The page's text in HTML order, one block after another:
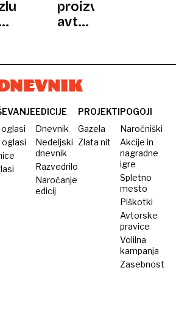
proizvajalec
avtov
imenom
patentiral
v
vozilu
oglasi
EDICIJE
Dnevnik
Nedeljski
dnevnik
Razvedrilo
Naročanje
edicij
PROJEKTI
Gazela
Zlata nit
POGOJI
Naročniški
Akcije in
nagradne
igre
Spletno
mesto
Piškotki
Avtorske
pravice
Volilna
kampanja
Zasebnost